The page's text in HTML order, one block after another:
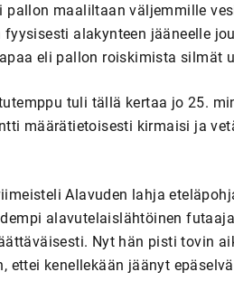
pallon maaliltaan väljemmille
fyysisesti alakynteen jääneelle
eli pallon roiskimista silmät
tuli tällä kertaa jo 25.
määrätietoisesti kirmaisi ja
Alavuden lahja
alavutelaislähtöinen
Nyt hän pisti tovin
ettei kenellekään jäänyt